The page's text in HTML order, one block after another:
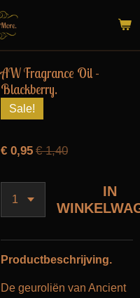
AW Fragrance Oil -
Blackberry.
Sale!
€ 0,95 € 1,40
IN
Productbeschrijving.
De geuroliën van Ancient